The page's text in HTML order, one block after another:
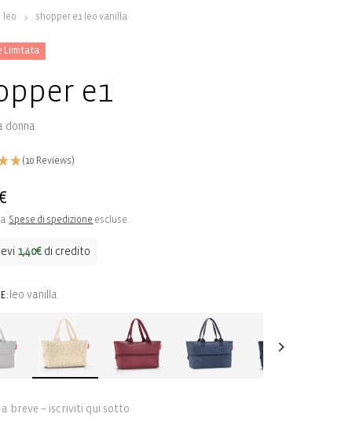
leo shopper e1 leo vanilla
Limitata
e1
donna
(10 Reviews)
Spese di spedizione escluse.
1,40€ di credito
leo vanilla
a breve – iscriviti qui sotto